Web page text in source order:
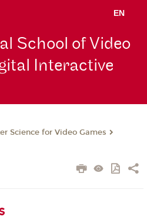
EN
School of Video
Interactive
Science for Video Games